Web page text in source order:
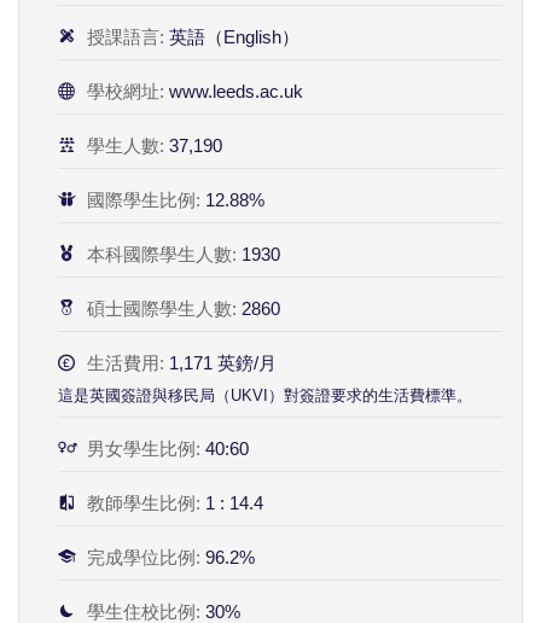
授課語言: 英語（English）
學校網址: www.leeds.ac.uk
學生人數: 37,190
國際學生比例: 12.88%
本科國際學生人數: 1930
碩士國際學生人數: 2860
生活費用: 1,171 英鎊/月
這是英國簽證與移民局（UKVI）對簽證要求的生活費標準。
男女學生比例: 40:60
教師學生比例: 1 : 14.4
完成學位比例: 96.2%
學生住校比例: 30%